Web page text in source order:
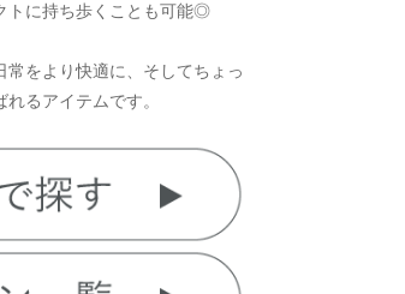
トに持ち歩くことも可能◎
をより快適に、そしてちょっ
るアイテムです。